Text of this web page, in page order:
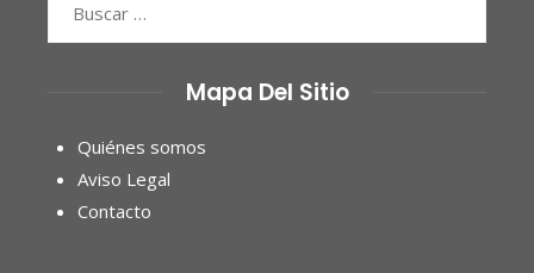
Mapa Del Sitio
Quiénes somos
Aviso Legal
Contacto